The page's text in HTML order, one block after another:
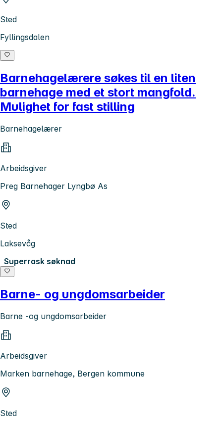
Sted
Fyllingsdalen
Barnehagelærere søkes til en liten
barnehage med et stort mangfold.
Mulighet for fast stilling
Barnehagelærer
Arbeidsgiver
Preg Barnehager Lyngbø As
Sted
Laksevåg
Superrask søknad
Barne- og ungdomsarbeider
Barne -og ungdomsarbeider
Arbeidsgiver
Marken barnehage, Bergen kommune
Sted